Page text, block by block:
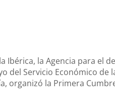
Ibérica, la Agencia para el
del Servicio Económico de
organizó la Primera